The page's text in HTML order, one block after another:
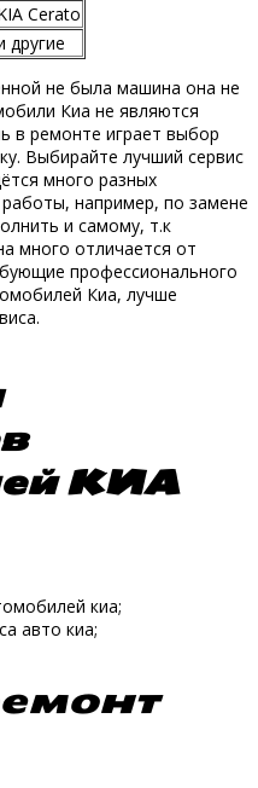
Cerato
другие
не была машина она не
Киа не являются
в ремонте играет выбор
Выбирайте лучший сервис
много разных
например, по замене
и самому, т.к
много отличается от
профессионального
Киа, лучше
КИА
киа;
авто киа;